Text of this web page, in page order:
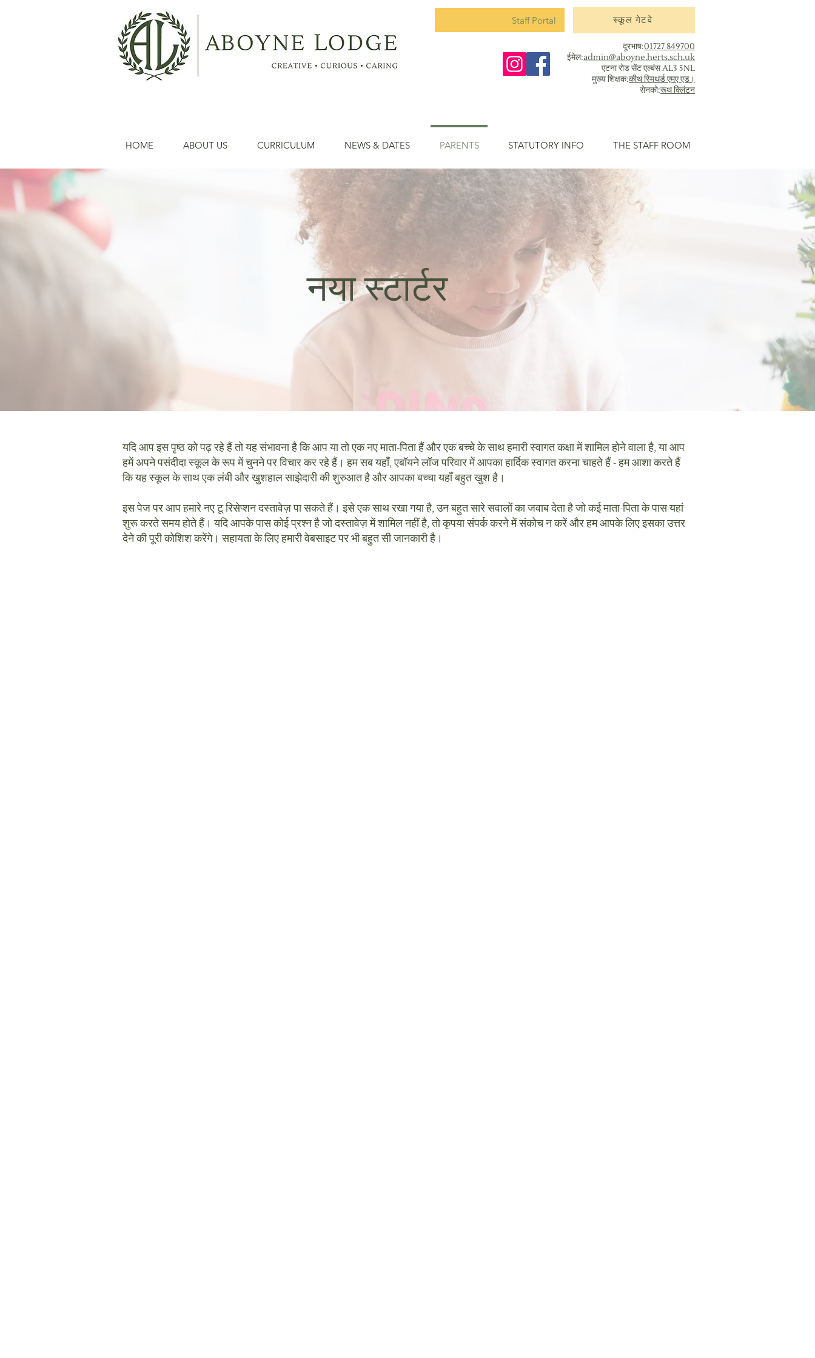
Staff Portal स्कूल गेटवे
दूरभाष:01727 849700
ईमेल:admin@aboyne.herts.sch.uk
एटना रोड सेंट एल्बंस AL3 5NL
मुख्य शिक्षक:कीथ स्मिथर्ड एमए एड।
सेनको:रूथ क्लिंटन
HOME ABOUT US CURRICULUM NEWS & DATES PARENTS STATUTORY INFO THE STAFF ROOM
नया स्टार्टर
यदि आप इस पृष्ठ को पढ़ रहे हैं तो यह संभावना है कि आप या तो एक नए माता-पिता हैं और एक बच्चे के साथ हमारी स्वागत कक्षा में शामिल होने वाला है, या आप
हमें अपने पसंदीदा स्कूल के रूप में चुनने पर विचार कर रहे हैं। हम सब यहाँ, एबॉयने लॉज परिवार में आपका हार्दिक स्वागत करना चाहते हैं - हम आशा करते हैं
कि यह स्कूल के साथ एक लंबी और खुशहाल साझेदारी की शुरुआत है और आपका बच्चा यहाँ बहुत खुश है।
इस पेज पर आप हमारे नए टू रिसेप्शन दस्तावेज़ पा सकते हैं। इसे एक साथ रखा गया है, उन बहुत सारे सवालों का जवाब देता है जो कई माता-पिता के पास यहां
शुरू करते समय होते हैं। यदि आपके पास कोई प्रश्न है जो दस्तावेज़ में शामिल नहीं है, तो कृपया संपर्क करने में संकोच न करें और हम आपके लिए इसका उत्तर
देने की पूरी कोशिश करेंगे। सहायता के लिए हमारी वेबसाइट पर भी बहुत सी जानकारी है।